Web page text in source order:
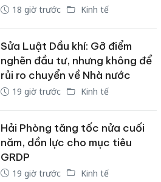
18 giờ trước Kinh tế
Sửa Luật Dầu khí: Gỡ điểm
nghẽn đầu tư, nhưng không để
rủi ro chuyển về Nhà nước
19 giờ trước Kinh tế
Hải Phòng tăng tốc nửa cuối
năm, dồn lực cho mục tiêu
GRDP
19 giờ trước Kinh tế